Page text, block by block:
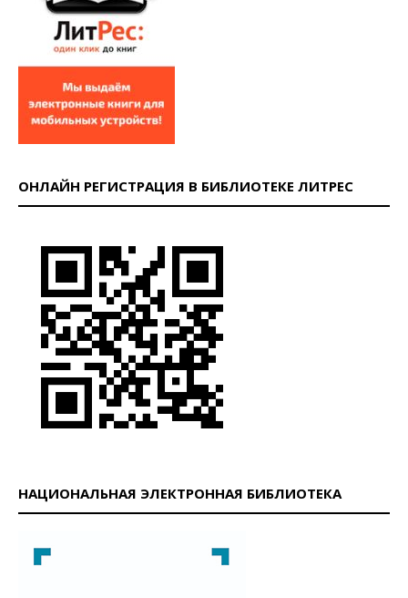
ОНЛАЙН РЕГИСТРАЦИЯ В БИБЛИОТЕКЕ ЛИТРЕС
НАЦИОНАЛЬНАЯ ЭЛЕКТРОННАЯ БИБЛИОТЕКА